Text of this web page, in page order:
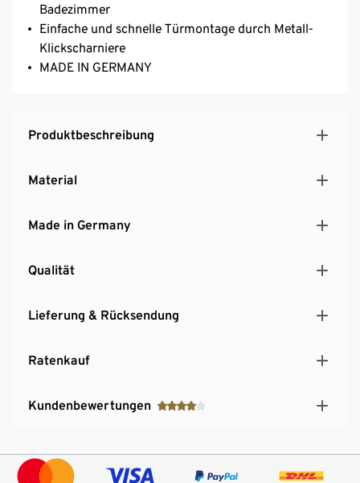
Badezimmer
Einfache und schnelle Türmontage durch Metall-
Klickscharniere
MADE IN GERMANY
Produktbeschreibung
Material
Made in Germany
Qualität
Lieferung & Rücksendung
Ratenkauf
Kundenbewertungen